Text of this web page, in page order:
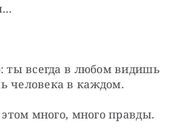
ты всегда в любом видишь
человека в каждом.
много, много правды.